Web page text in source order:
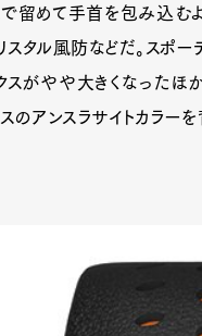
留めて手首を包み込む
タル風防などだ。スポー
スがやや大きくなったほ
スのアンスラサイトカラ